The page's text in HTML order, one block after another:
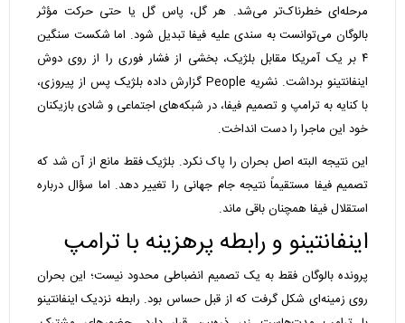
مرحله‌ای خطرناک‌تر می‌شد. هر گل، پاس گل یا حتی حرکت مؤثر
بالوگان می‌توانست به سندی علیه فیفا تبدیل شود. اما شکست سنگین
۴ بر یک آمریکا مقابل بلژیک، بخشی از فشار فوری را از روی دوش
اینفانتینو برداشت. نشریه People گزارش داده بلژیک پس از پیروزی،
با کنایه به ترامپ و تصمیم فیفا، در شبکه‌های اجتماعی و شادی بازیکنان
خود این ماجرا را دست انداخت.
این نتیجه البته اصل بحران را پاک نکرد. بلژیک فقط مانع از آن شد که
تصمیم فیفا مستقیماً نتیجه جام جهانی را تغییر دهد. اما سؤال درباره
استقلال فیفا همچنان باقی ماند.
اینفانتینو و رابطه پرهزینه با ترامپ
پرونده بالوگان فقط به یک تصمیم انضباطی محدود نیست؛ این بحران
روی زمینه‌ای شکل گرفت که از قبل حساس بود. رابطه نزدیک اینفانتینو